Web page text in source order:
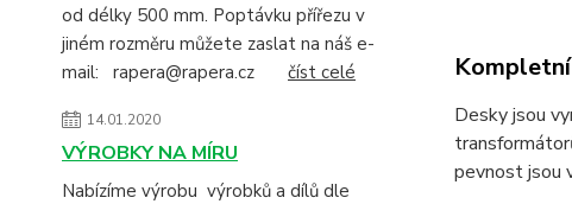
od délky 500 mm. Poptávku přířezu v
jiném rozměru můžete zaslat na náš e-
mail: rapera@rapera.cz číst celé
14.01.2020
VÝROBKY NA MÍRU
Nabízíme výrobu výrobků a dílů dle
Desky jsou
pevnost jsou